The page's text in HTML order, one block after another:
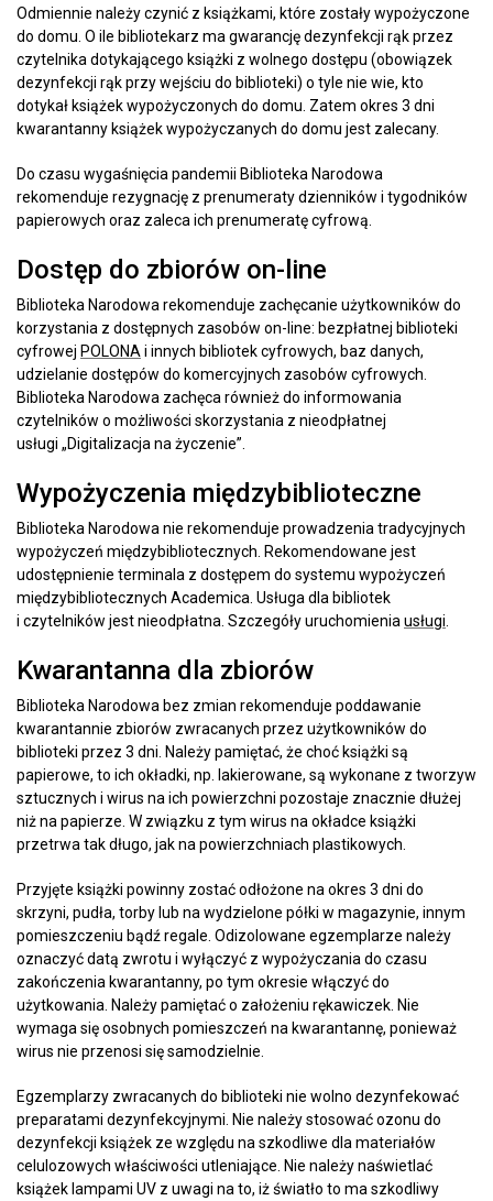
Odmiennie należy czynić z książkami, które zostały wypożyczone
do domu. O ile bibliotekarz ma gwarancję dezynfekcji rąk przez
czytelnika dotykającego książki z wolnego dostępu (obowiązek
dezynfekcji rąk przy wejściu do biblioteki) o tyle nie wie, kto
dotykał książek wypożyczonych do domu. Zatem okres 3 dni
kwarantanny książek wypożyczanych do domu jest zalecany.
Do czasu wygaśnięcia pandemii Biblioteka Narodowa
rekomenduje rezygnację z prenumeraty dzienników i tygodników
papierowych oraz zaleca ich prenumeratę cyfrową.
Dostęp do zbiorów on-line
Biblioteka Narodowa rekomenduje zachęcanie użytkowników do
korzystania z dostępnych zasobów on-line: bezpłatnej biblioteki
cyfrowej POLONA i innych bibliotek cyfrowych, baz danych,
udzielanie dostępów do komercyjnych zasobów cyfrowych.
Biblioteka Narodowa zachęca również do informowania
czytelników o możliwości skorzystania z nieodpłatnej
usługi „Digitalizacja na życzenie”.
Wypożyczenia międzybiblioteczne
Biblioteka Narodowa nie rekomenduje prowadzenia tradycyjnych
wypożyczeń międzybibliotecznych. Rekomendowane jest
udostępnienie terminala z dostępem do systemu wypożyczeń
międzybibliotecznych Academica. Usługa dla bibliotek
i czytelników jest nieodpłatna. Szczegóły uruchomienia usługi
Kwarantanna dla zbiorów
Biblioteka Narodowa bez zmian rekomenduje poddawanie
kwarantannie zbiorów zwracanych przez użytkowników do
biblioteki przez 3 dni. Należy pamiętać, że choć książki są
papierowe, to ich okładki, np. lakierowane, są wykonane z tworzyw
sztucznych i wirus na ich powierzchni pozostaje znacznie dłużej
niż na papierze. W związku z tym wirus na okładce książki
przetrwa tak długo, jak na powierzchniach plastikowych.
Przyjęte książki powinny zostać odłożone na okres 3 dni do
skrzyni, pudła, torby lub na wydzielone półki w magazynie, innym
pomieszczeniu bądź regale. Odizolowane egzemplarze należy
oznaczyć datą zwrotu i wyłączyć z wypożyczania do czasu
zakończenia kwarantanny, po tym okresie włączyć do
użytkowania. Należy pamiętać o założeniu rękawiczek. Nie
wymaga się osobnych pomieszczeń na kwarantannę, ponieważ
wirus nie przenosi się samodzielnie.
Egzemplarzy zwracanych do biblioteki nie wolno dezynfekować
preparatami dezynfekcyjnymi. Nie należy stosować ozonu do
dezynfekcji książek ze względu na szkodliwe dla materiałów
celulozowych właściwości utleniające. Nie należy naświetlać
książek lampami UV z uwagi na to, iż światło to ma szkodliwy